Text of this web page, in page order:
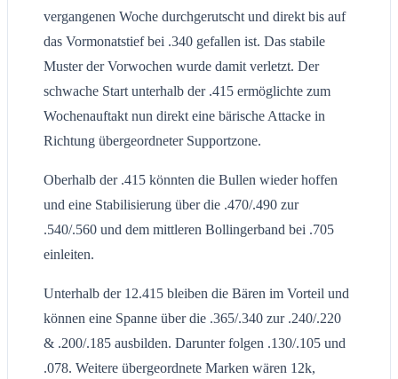
vergangenen Woche durchgerutscht und direkt bis auf
das Vormonatstief bei .340 gefallen ist. Das stabile
Muster der Vorwochen wurde damit verletzt. Der
schwache Start unterhalb der .415 ermöglichte zum
Wochenauftakt nun direkt eine bärische Attacke in
Richtung übergeordneter Supportzone.
Oberhalb der .415 könnten die Bullen wieder hoffen
und eine Stabilisierung über die .470/.490 zur
.540/.560 und dem mittleren Bollingerband bei .705
einleiten.
Unterhalb der 12.415 bleiben die Bären im Vorteil und
können eine Spanne über die .365/.340 zur .240/.220
& .200/.185 ausbilden. Darunter folgen .130/.105 und
.078. Weitere übergeordnete Marken wären 12k,